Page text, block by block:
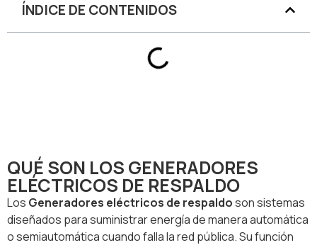
ÍNDICE DE CONTENIDOS
QUÉ SON LOS GENERADORES
ELÉCTRICOS DE RESPALDO
Los Generadores eléctricos de respaldoson sistemas
diseñados para suministrar energía de manera automática
o semiautomática cuando falla la red pública. Su función